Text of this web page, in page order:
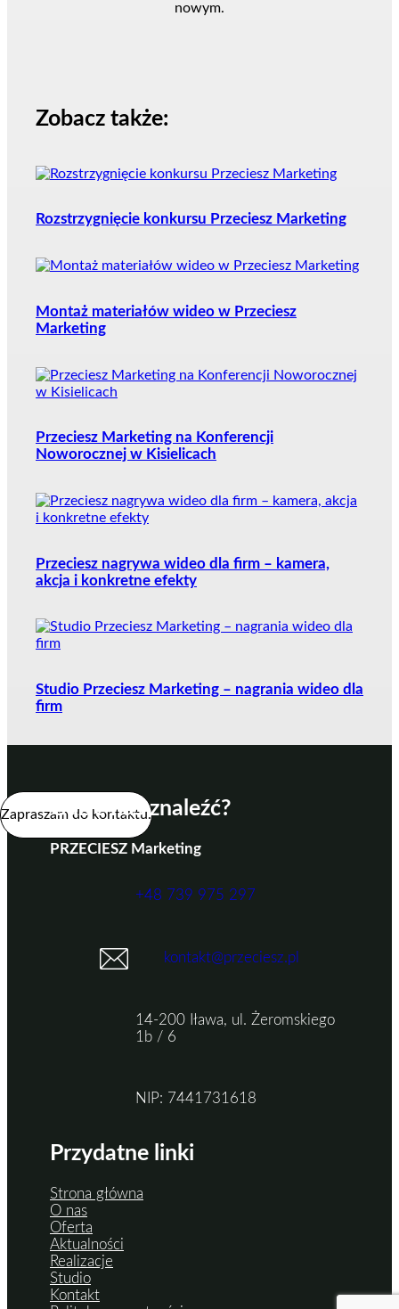
nowym.
Zobacz także:
Rozstrzygnięcie konkursu Przeciesz Marketing
Montaż materiałów wideo w Przeciesz
Marketing
Przeciesz Marketing na Konferencji
Noworocznej w Kisielicach
Przeciesz nagrywa wideo dla firm – kamera,
akcja i konkretne efekty
Studio Przeciesz Marketing – nagrania wideo dla
firm
Gdzie nas znaleźć?
PRZECIESZ Marketing
+48 739 975 297
kontakt@przeciesz.pl
14-200 Iława, ul. Żeromskiego
1b / 6
NIP: 7441731618
Przydatne linki
Strona główna
O nas
Oferta
Aktualności
Realizacje
Studio
Kontakt
Zapraszam do kontaktu.